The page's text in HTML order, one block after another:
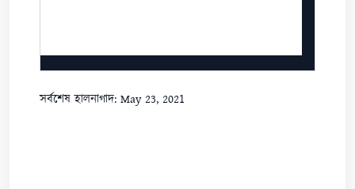
সর্বশেষ হালনাগাদ: May 23, 2021